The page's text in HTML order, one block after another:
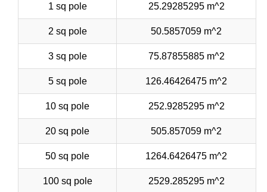
1 sq pole 25.29285295 m^2
2 sq pole 50.5857059 m^2
3 sq pole 75.87855885 m^2
5 sq pole 126.46426475 m^2
10 sq pole 252.9285295 m^2
20 sq pole 505.857059 m^2
50 sq pole 1264.6426475 m^2
100 sq pole 2529.285295 m^2